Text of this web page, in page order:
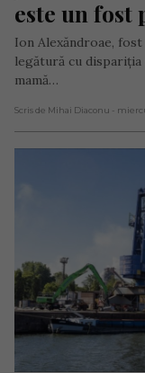
este un fost
Ion Alexăndroae,
legătură cu dispariția
mamă…
Scris de Mihai Diaconu -